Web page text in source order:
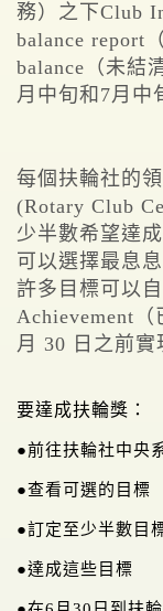
務）之下Club
balance report
balance（未結
月中旬和7月中
每個扶輪社的
(Rotary Club
少半數希望達
可以選擇最息
許多目標可以
Achievement
月 30 日之前實
要達成扶輪獎：
●前往扶輪社中央
●查看可選的目標
●訂定至少半數目
●達成這些目標